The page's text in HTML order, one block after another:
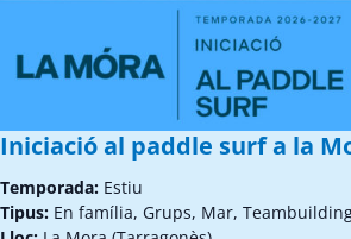
Iniciació al paddle surf a la
Temporada: Estiu
Tipus: En família, Grups, Mar,